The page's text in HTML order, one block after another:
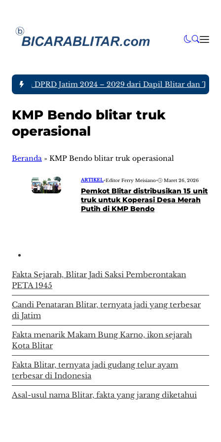
DPRD Jatim 2024 – 2029 dari Dapil Blitar dan
KMP Bendo blitar truk
operasional
Beranda » KMP Bendo blitar truk operasional
ARTIKEL•Editor Ferry Meisiano• Maret 26, 2026
Pemkot Blitar distribusikan 15 unit
truk untuk Koperasi Desa Merah
Putih di KMP Bendo
Fakta Sejarah, Blitar Jadi Saksi Pemberontakan
PETA 1945
Candi Penataran Blitar, ternyata jadi yang terbesar
di Jatim
Fakta menarik Makam Bung Karno, ikon sejarah
Kota Blitar
Fakta Blitar, ternyata jadi gudang telur ayam
terbesar di Indonesia
Asal-usul nama Blitar, fakta yang jarang diketahui